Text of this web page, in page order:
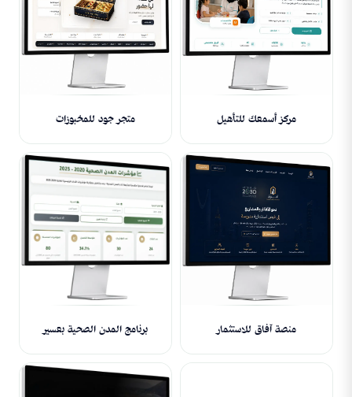
مركز أسمعك للتأهيل متجر جود للمخبوزات
منصة آفاق للاستثمار برنامج المدن الصحية بعسير